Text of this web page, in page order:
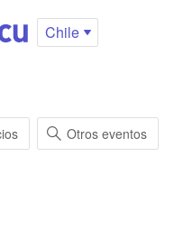
Chile
Otros eventos